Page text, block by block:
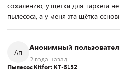
сожалению, у щётки для паркета
пылесоса, а у меня эта щётка
Ап
Анонимный
2 года назад
Пылесос Kitfort КТ-5152